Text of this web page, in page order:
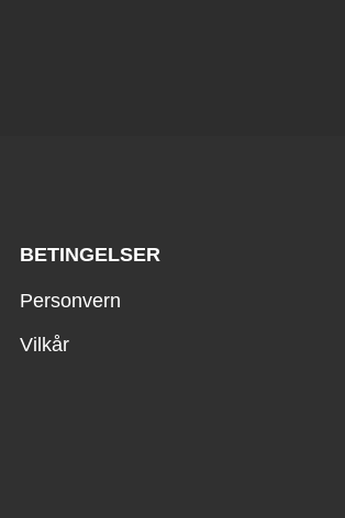
BETINGELSER
Personvern
Vilkår